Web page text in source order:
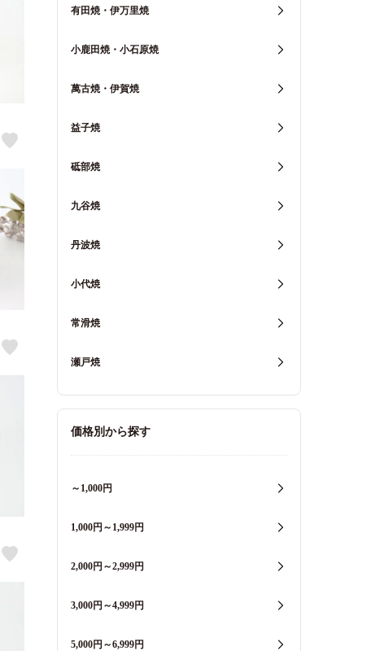
有田焼・伊万里焼
小鹿田焼・小石原焼
萬古焼・伊賀焼
益子焼
砥部焼
九谷焼
丹波焼
小代焼
常滑焼
瀬戸焼
価格別から探す
～1,000円
1,000円～1,999円
2,000円～2,999円
3,000円～4,999円
5,000円～6,999円